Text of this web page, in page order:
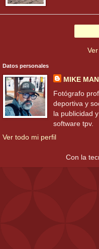
Datos personales
MIKE
Fotógrafo
deportiva y
la publicidad
software tpv.
Ver todo mi perfil
Con la